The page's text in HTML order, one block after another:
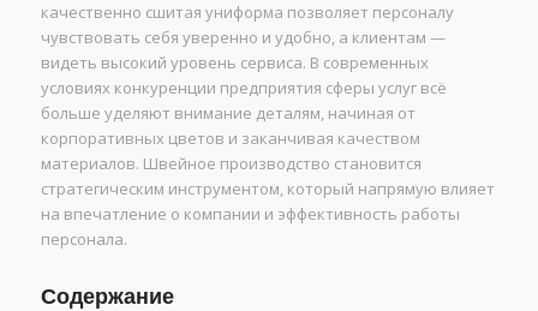
качественно сшитая униформа позволяет персоналу
чувствовать себя уверенно и удобно, а клиентам —
видеть высокий уровень сервиса. В современных
условиях конкуренции предприятия сферы услуг всё
больше уделяют внимание деталям, начиная от
корпоративных цветов и заканчивая качеством
материалов. Швейное производство становится
стратегическим инструментом, который напрямую влияет
на впечатление о компании и эффективность работы
персонала.
Содержание